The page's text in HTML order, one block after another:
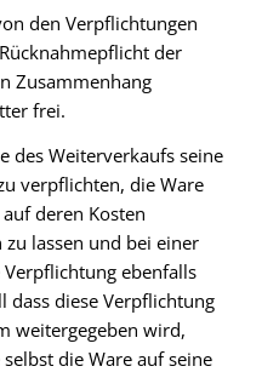
den Verpflichtungen
der
Zusammenhang
frei.
des Weiterverkaufs seine
verpflichten, die Ware
deren Kosten
lassen und bei einer
ebenfalls
dass diese Verpflichtung
weitergegeben wird,
die Ware auf seine